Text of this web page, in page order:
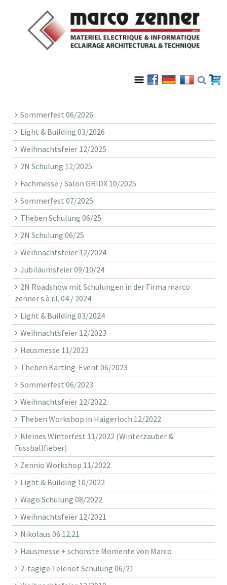
Sommerfest 06/2026
Light & Building 03/2026
Weihnachtsfeier 12/2025
2N Schulung 12/2025
Fachmesse / Salon GRIDX 10/2025
Sommerfest 07/2025
Theben Schulung 06/25
2N Schulung 06/25
Weihnachtsfeier 12/2024
Jubiläumsfeier 09/10/24
2N Roadshow mit Schulungen in der Firma marco
zenner s.à r.l. 04 / 2024
Light & Building 03/2024
Weihnachtsfeier 12/2023
Hausmesse 11/2023
Theben Karting-Event 06/2023
Sommerfest 06/2023
Weihnachtsfeier 12/2022
Theben Workshop in Haigerloch 12/2022
Kleines Winterfest 11/2022 (Winterzauber &
Fussballfieber)
Zennio Workshop 11/2022
Light & Building 10/2022
Wago Schulung 08/2022
Weihnachtsfeier 12/2021
Nikolaus 06.12.21
Hausmesse + schönste Momente von Marco
2-tägige Telenot Schulung 06/21